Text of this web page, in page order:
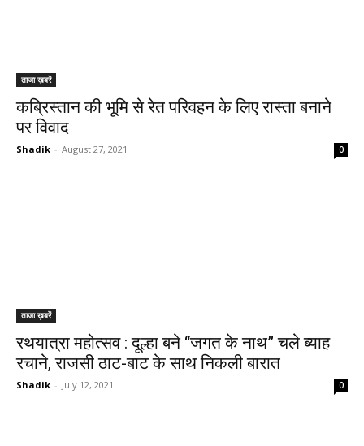
ताजा ख़बरें
कब्रिस्तान की भूमि से रेत परिवहन के लिए रास्ता बनाने
पर विवाद
Shadik - August 27, 2021 0
ताजा ख़बरें
रथयात्रा महोत्सव : दूल्हा बने “जगत के नाथ” चले ब्याह
रचाने, राजसी ठाट-बाट के साथ निकली बारात
Shadik - July 12, 2021 0